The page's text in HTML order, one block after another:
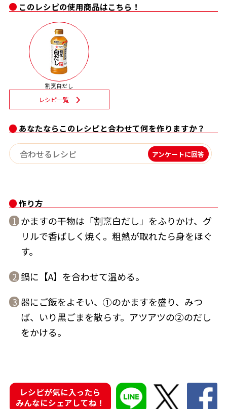
楽チン屋®
新鮮一番 『氷熟®』
レシピ特設サイト
割烹白だしレシピ特集
だし巻き卵特集
かつおだしが決め手！簡単茶碗蒸し
このレシピの使用商品はこちら！
割烹白だし
レシピ一覧
あなたならこのレシピと合わせて何を作りますか？
アンケートに回答
作り方
1 かますの干物は「割烹白だし」をふりかけ、グ
リルで香ばしく焼く。粗熱が取れたら身をほぐ
す。
2 鍋に【A】を合わせて温める。
3 器にご飯をよそい、①のかますを盛り、みつ
ば、いり黒ごまを散らす。アツアツの②のだし
をかける。
レシピが気に入ったら
みんなにシェアしてね！